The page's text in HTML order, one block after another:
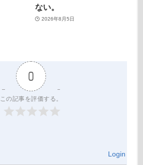
ない。
2026年8月5日
0
この記事を評価する。
Login